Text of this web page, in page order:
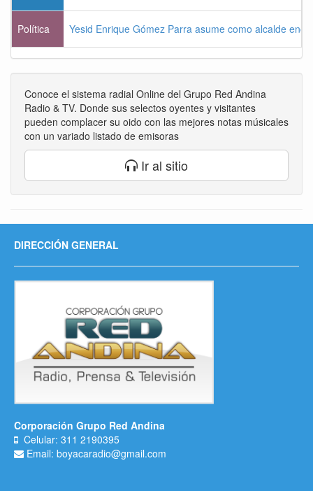
Política Yesid Enrique Gómez Parra asume como alcalde
Conoce el sistema radial Online del Grupo Red Andina
Radio & TV. Donde sus selectos oyentes y visitantes
pueden complacer su oido con las mejores notas músicales
con un variado listado de emisoras
Ir al sitio
DIRECCIÓN GENERAL
Corporación Grupo Red Andina
Celular: 311 2190395
Email: boyacaradio@gmail.com